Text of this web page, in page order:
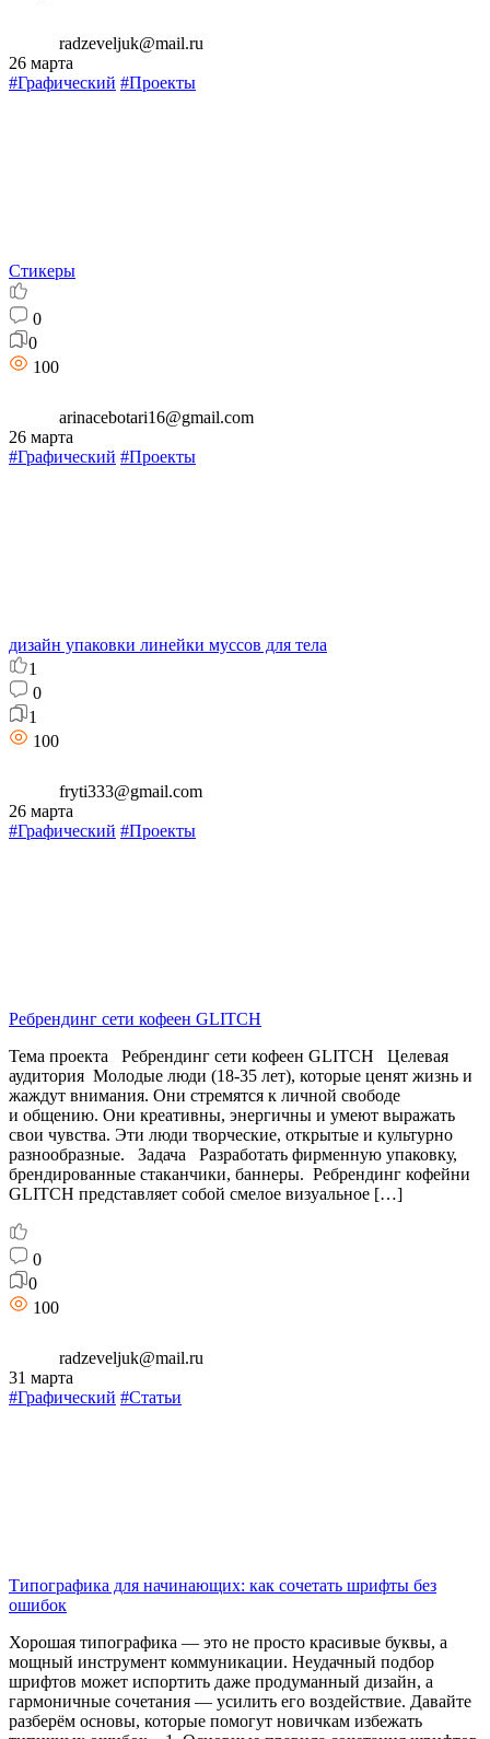
radzeveljuk@mail.ru
26 марта
#Графический #Проекты
Стикеры
0
0
100
arinacebotari16@gmail.com
26 марта
#Графический #Проекты
дизайн упаковки линейки муссов для тела
1
0
1
100
fryti333@gmail.com
26 марта
#Графический #Проекты
Ребрендинг сети кофеен GLITCH
Тема проекта Ребрендинг сети кофеен GLITCH Целевая
аудитория Молодые люди (18-35 лет), которые ценят жизнь и
жаждут внимания. Они стремятся к личной свободе
и общению. Они креативны, энергичны и умеют выражать
свои чувства. Эти люди творческие, открытые и культурно
разнообразные. Задача Разработать фирменную упаковку,
брендированные стаканчики, баннеры. Ребрендинг кофейни
GLITCH представляет собой смелое визуальное […]
0
0
100
radzeveljuk@mail.ru
31 марта
#Графический #Статьи
Типографика для начинающих: как сочетать шрифты без
ошибок
Хорошая типографика — это не просто красивые буквы, а
мощный инструмент коммуникации. Неудачный подбор
шрифтов может испортить даже продуманный дизайн, а
гармоничные сочетания — усилить его воздействие. Давайте
разберём основы, которые помогут новичкам избежать